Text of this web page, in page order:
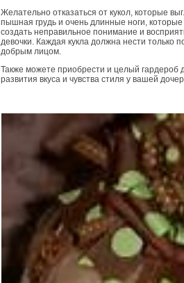
Желательно отказаться от кукол, которые
пышная грудь и очень длинные ноги,
создать неправильное понимание и
девочки. Каждая кукла должна нести
добрым лицом.
Также можете приобрести и целый гардероб
развития вкуса и чувства стиля у вашей